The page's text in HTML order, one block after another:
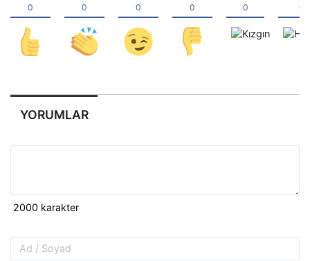
YORUMLAR